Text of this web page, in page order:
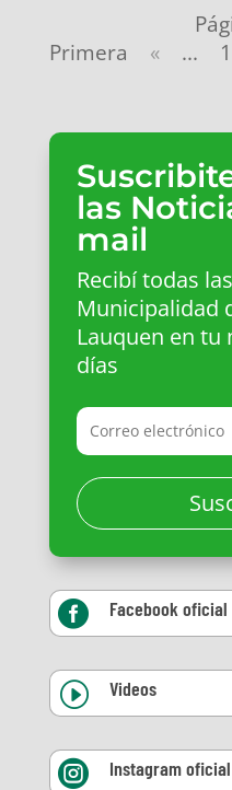
Primera
« ...
las
mail
Recibí todas
Municipalidad
Lauquen en tu
días
 Facebook oficial
I Videos
 Instagram oficial